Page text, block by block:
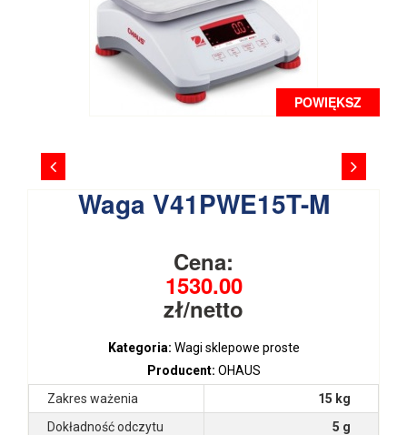
POWIĘKSZ
Waga V41PWE15T-M
Cena:
1530.00
zł/netto
Kategoria: Wagi sklepowe proste
Producent: OHAUS
Zakres ważenia
15 kg
Dokładność odczytu
5 g